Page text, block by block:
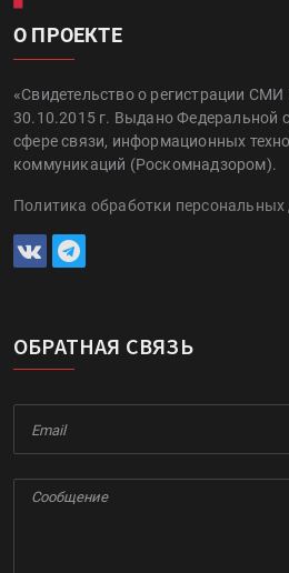
О ПРОЕКТЕ
«Свидетельство о регистрации
30.10.2015 г. Выдано Федеральной
сфере связи, информационных
коммуникаций (Роскомнадзором).
Политика обработки
ОБРАТНАЯ СВЯЗЬ